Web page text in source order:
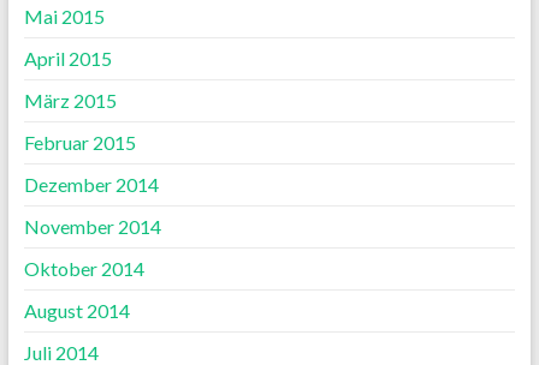
Mai 2015
April 2015
März 2015
Februar 2015
Dezember 2014
November 2014
Oktober 2014
August 2014
Juli 2014